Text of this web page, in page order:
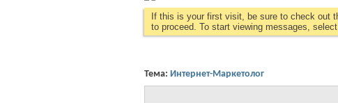
If this is your first visit, be sure to check out
to proceed. To start viewing messages,
Тема: Интернет-Маркетолог